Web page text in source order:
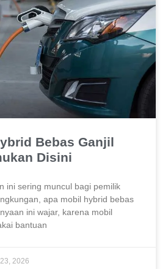
Bebas Ganjil
Disini
ini sering muncul bagi pemilik
apa mobil hybrid bebas
ini wajar, karena mobil
bantuan
2026